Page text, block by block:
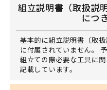
組立説明書（取扱説
につ
基本的に組立説明書（取
に付属されていません。
組立ての際必要な工具に
記載しています。